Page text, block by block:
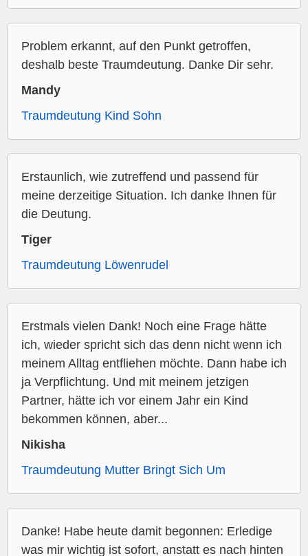
Problem erkannt, auf den Punkt getroffen,
deshalb beste Traumdeutung. Danke Dir sehr.
Mandy
Traumdeutung Kind Sohn
Erstaunlich, wie zutreffend und passend für
meine derzeitige Situation. Ich danke Ihnen für
die Deutung.
Tiger
Traumdeutung Löwenrudel
Erstmals vielen Dank! Noch eine Frage hätte
ich, wieder spricht sich das denn nicht wenn ich
meinem Alltag entfliehen möchte. Dann habe ich
ja Verpflichtung. Und mit meinem jetzigen
Partner, hätte ich vor einem Jahr ein Kind
bekommen können, aber...
Nikisha
Traumdeutung Mutter Bringt Sich Um
Danke! Habe heute damit begonnen: Erledige
was mir wichtig ist sofort, anstatt es nach hinten